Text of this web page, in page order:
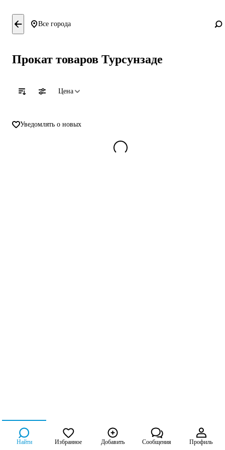
Все города
Прокат товаров Турсунзаде
Цена
Уведомлять о новых
Найти Избранное Добавить Сообщения Профиль